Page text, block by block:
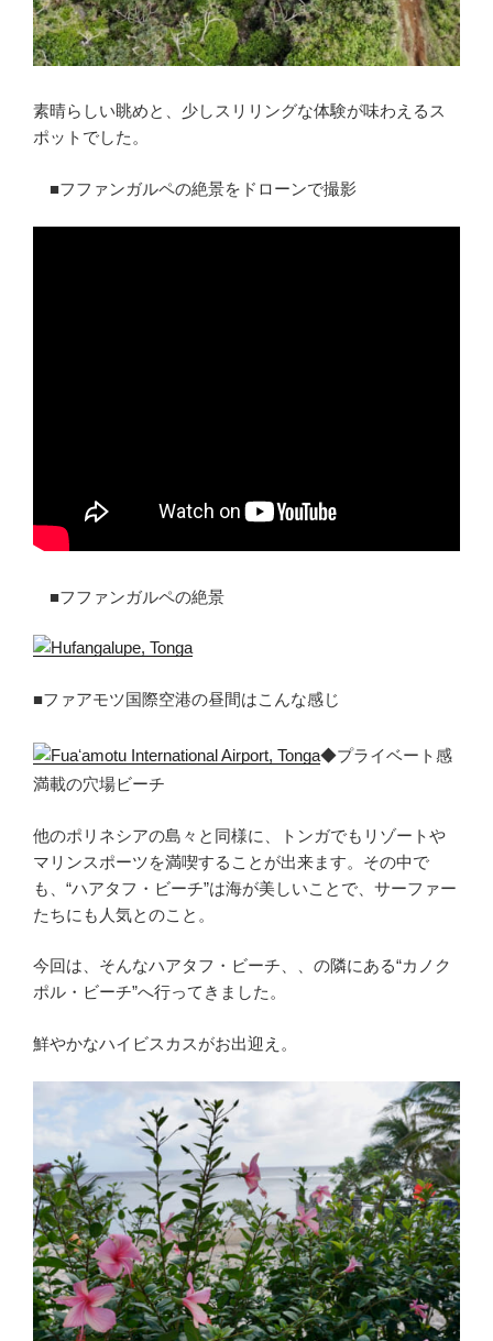
素晴らしい眺めと、少しスリリングな体験が味わえるス
ポットでした。
■フファンガルペの絶景をドローンで撮影
■フファンガルペの絶景
■ファアモツ国際空港の昼間はこんな感じ
◆プライベート感
満載の穴場ビーチ
他のポリネシアの島々と同様に、トンガでもリゾートや
マリンスポーツを満喫することが出来ます。その中で
も、“ハアタフ・ビーチ”は海が美しいことで、サーファー
たちにも人気とのこと。
今回は、そんなハアタフ・ビーチ、、の隣にある“カノク
ポル・ビーチ”へ行ってきました。
鮮やかなハイビスカスがお出迎え。